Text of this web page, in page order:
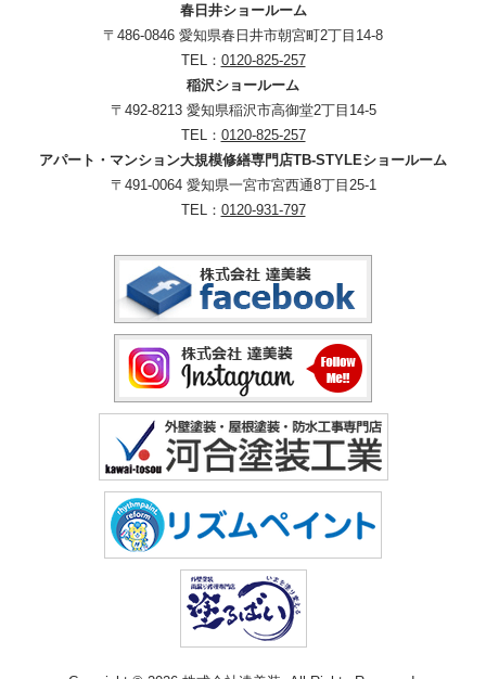
春日井ショールーム
〒486-0846 愛知県春日井市朝宮町2丁目14-8
TEL： 0120-825-257
稲沢ショールーム
〒492-8213 愛知県稲沢市高御堂2丁目14-5
TEL： 0120-825-257
アパート・マンション大規模修繕専門店TB-STYLEショールーム
〒491-0064 愛知県一宮市宮西通8丁目25-1
TEL： 0120-931-797